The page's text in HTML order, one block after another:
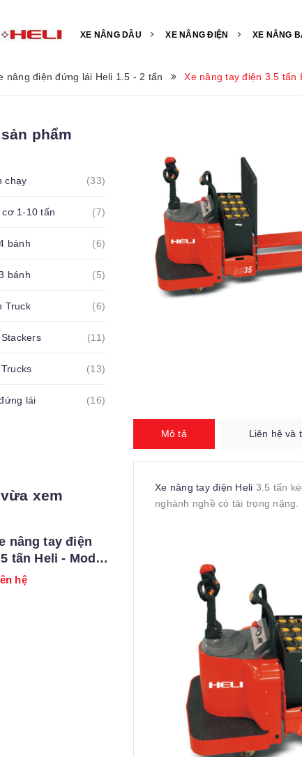
XE NÂNG DẦU XE NÂNG ĐIỆN XE NÂNG
nâng điện đứng lái Heli 1.5 - 2 tấn Xe nâng tay điện 3.5 tấn
phẩm
chạy (33)
1-10 tấn (7)
bánh (6)
bánh (5)
Truck (6)
(11)
(13)
lái (16)
xem
nâng tay điện
tấn Heli - Model
510/520/530
hệ
Mô tả Liên hệ và
Xe nâng tay điện Heli 3.5 tấn
nghành nghề có tải trọng